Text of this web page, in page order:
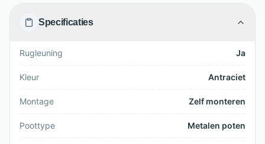
Specificaties
Rugleuning Ja
Kleur Antraciet
Montage Zelf monteren
Poottype Metalen poten